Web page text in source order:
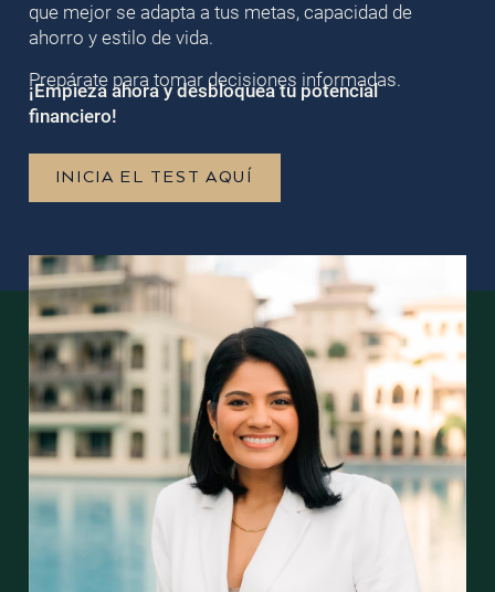
que mejor se adapta a tus metas, capacidad de
ahorro y estilo de vida.
Prepárate para tomar decisiones informadas.
¡Empieza ahora y desbloquea tu potencial
financiero!
INICIA EL TEST AQUÍ